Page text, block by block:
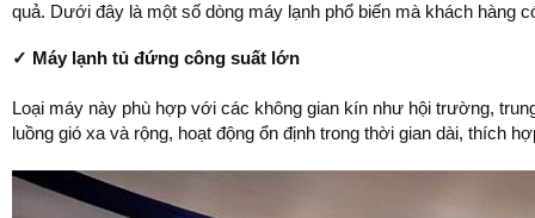
quả. Dưới đây là một số dòng máy lạnh phổ biến mà khách hàng
✓ Máy lạnh tủ đứng công suất lớn
Loại máy này phù hợp với các không gian kín như hội trường,
luồng gió xa và rộng, hoạt động ổn định trong thời gian dài, thích